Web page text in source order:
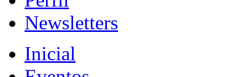
Newsletters
Inicial